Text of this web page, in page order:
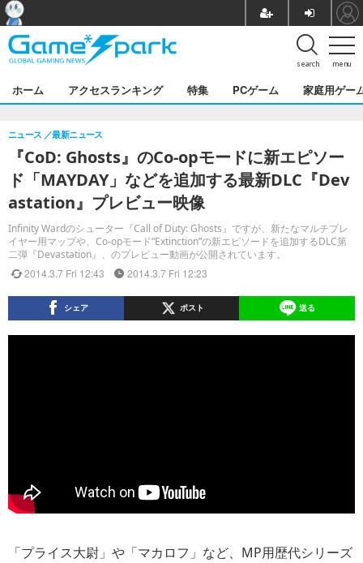
menu
search
ホーム アクセスランキング 特集 PCゲーム 家庭用ゲー
『CoD: Ghosts』のCo-opモードに新エピソー
ド「MAYDAY」などを追加する最新DLC『Dev
astation』プレビュー映像
Infinity Wardのシューター『Call of Duty: Ghosts』ですが、新たなマルチプレ
イヤー用マップや、Co-opモード“Extinction”の新エピソードを追加するDLC第
二弾『Devastation』、のプレビュー動画が公開されています。
ニュース 最新ニュース
2014.3.7 Fri 12:43 2014.3.7 Fri 12:23
シェア ポスト 送る
「プライス大尉」や「マカロフ」など、MP用歴代シリーズ